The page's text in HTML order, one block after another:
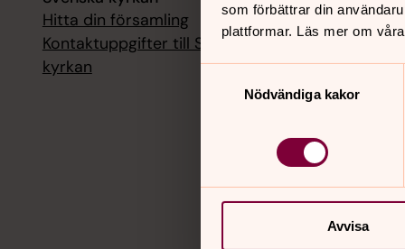
som förbättrar din
plattformar. Läs mer om
Nödvändiga kakor
Avvisa
Hitta din församling
Kontaktuppgifter till Svenska
kyrkan